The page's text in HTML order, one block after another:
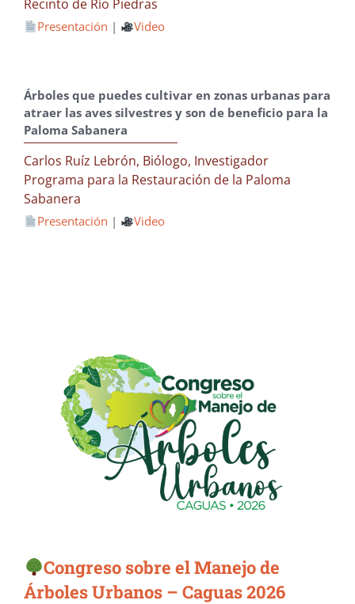
Recinto de Río Piedras
Presentación | Video
Árboles que puedes cultivar en zonas urbanas para
atraer las aves silvestres y son de beneficio para la
Paloma Sabanera
Carlos Ruíz Lebrón, Biólogo, Investigador
Programa para la Restauración de la Paloma
Sabanera
Presentación | Video
Congreso sobre el Manejo de
Árboles Urbanos – Caguas 2026